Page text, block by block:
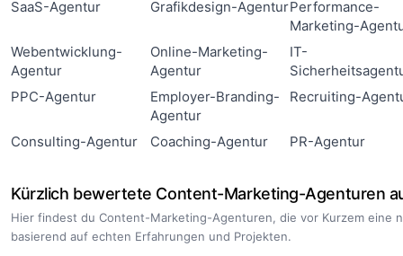
SaaS-Agentur Grafikdesign-AgenturPerformance-
Marketing-
Webentwicklung-
Agentur
Online-Marketing-
Agentur
IT-
PPC-Agentur
Employer-Branding-
Agentur
Recruiting-
Consulting-Agentur Coaching-Agentur PR-Agentur
Kürzlich bewertete Content-Marketing-Agenturen
Hier findest du Content-Marketing-Agenturen, die vor Kurzem eine
basierend auf echten Erfahrungen und Projekten.